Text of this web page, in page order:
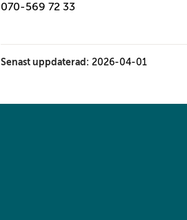
070-569 72 33
Senast uppdaterad: 2026-04-01